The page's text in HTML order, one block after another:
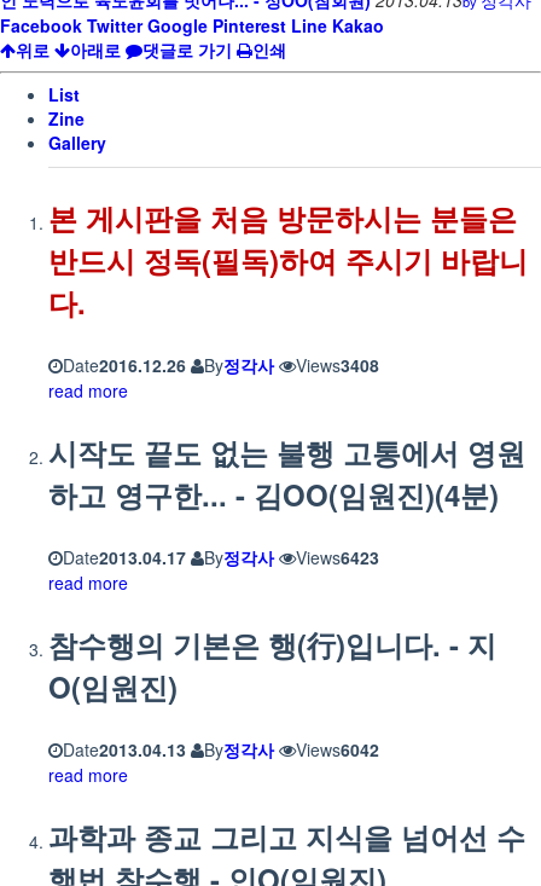
Facebook Twitter Google Pinterest Line Kakao
위로
아래로 댓글로 가기
인쇄
List
Zine
Gallery
본 게시판을 처음 방문하시는 분들은
반드시 정독(필독)하여 주시기 바랍니
다.
Date2016.12.26 By정각사 Views3408
read more
시작도 끝도 없는 불행 고통에서 영원
하고 영구한... - 김OO(임원진)(4분)
Date2013.04.17 By정각사 Views6423
read more
참수행의 기본은 행(行)입니다. - 지
O(임원진)
Date2013.04.13 By정각사 Views6042
read more
과학과 종교 그리고 지식을 넘어선 수